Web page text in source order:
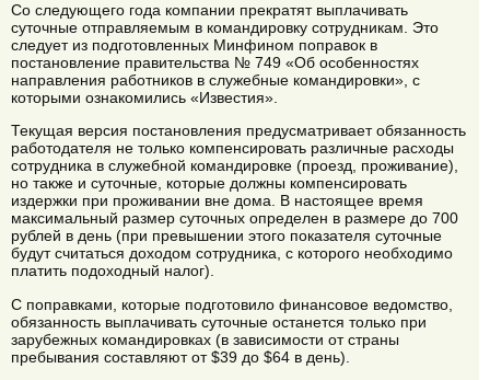
Со следующего года компании прекратят выплачивать
суточные отправляемым в командировку сотрудникам. Это
следует из подготовленных Минфином поправок в
постановление правительства № 749 «Об особенностях
направления работников в служебные командировки», с
которыми ознакомились «Известия».
Текущая версия постановления предусматривает обязанность
работодателя не только компенсировать различные расходы
сотрудника в служебной командировке (проезд, проживание),
но также и суточные, которые должны компенсировать
издержки при проживании вне дома. В настоящее время
максимальный размер суточных определен в размере до 700
рублей в день (при превышении этого показателя суточные
будут считаться доходом сотрудника, с которого необходимо
платить подоходный налог).
С поправками, которые подготовило финансовое ведомство,
обязанность выплачивать суточные останется только при
зарубежных командировках (в зависимости от страны
пребывания составляют от $39 до $64 в день).